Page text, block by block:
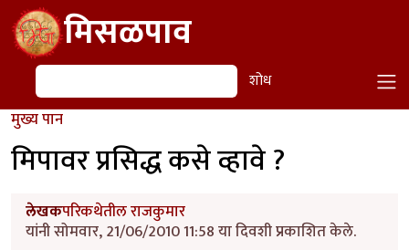
Skip to main contentमिसळपाव
शोध शोध
मुख्य पान
मिपावर प्रसिद्ध कसे व्हावे ?
लेखकपरिकथेतील राजकुमार
यांनी सोमवार, 21/06/2010 11:58 या दिवशी प्रकाशित केले.